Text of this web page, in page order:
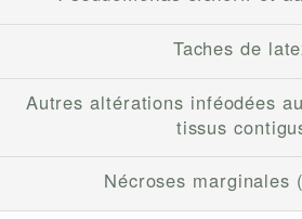
Taches de
Autres altérations inféodées
tissus
Nécroses marginales